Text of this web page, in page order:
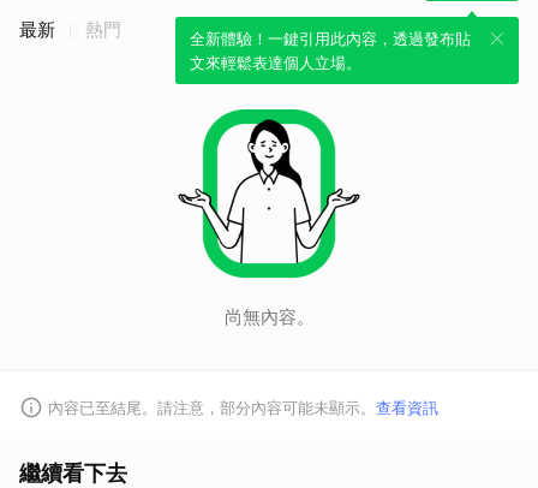
全新體驗！一鍵引用此內容，透過發布貼
文來輕鬆表達個人立場。
最新 熱門
尚無內容。
內容已至結尾。請注意，部分內容可能未顯示。 查看資訊
繼續看下去